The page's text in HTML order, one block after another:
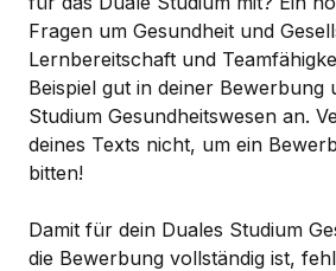
Fragen um Gesundheit und
Lernbereitschaft und
Beispiel gut in deiner Bewerbung
Studium Gesundheitswesen an.
deines Texts nicht, um ein
bitten!
Damit für dein Duales Studium
die Bewerbung vollständig ist,